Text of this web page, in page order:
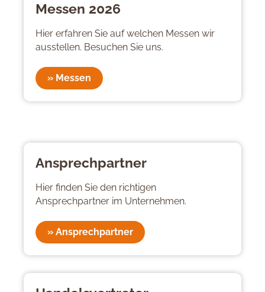
Messen 2026
Hier erfahren Sie auf welchen Messen wir
ausstellen. Besuchen Sie uns.
» Messen
Ansprechpartner
Hier finden Sie den richtigen
Ansprechpartner im Unternehmen.
» Ansprechpartner